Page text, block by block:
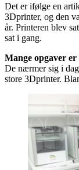
Det er ifølge en
3Dprinter, og den
år. Printeren blev
sat i gang.
Mange opgaver er
De nærmer sig i
store 3Dprinter.